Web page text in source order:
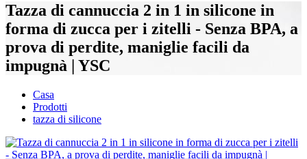
Tazza di cannuccia 2 in 1 in silicone in
forma di zucca per i zitelli - Senza BPA, a
prova di perdite, maniglie facili da
impugnà | YSC
Casa
Prodotti
tazza di silicone